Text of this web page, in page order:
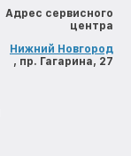
Адрес сервисного
центра
Нижний Новгород
, пр. Гагарина, 27